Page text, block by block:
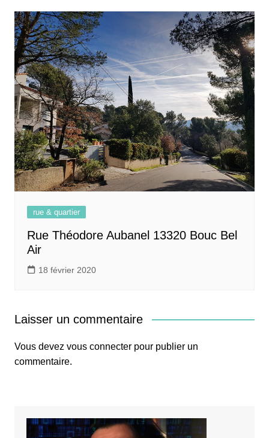
rue & quartier
Rue Théodore Aubanel 13320 Bouc Bel
Air
18 février 2020
Laisser un commentaire
Vous devez vous connecterpour publier un
commentaire.